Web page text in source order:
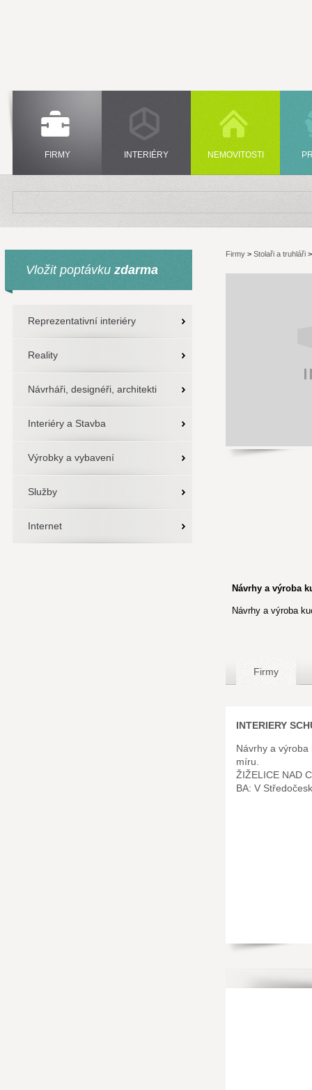
FIRMY INTERIÉRY NEMOVITOSTI
Vložit poptávku zdarma
Reprezentativní interiéry
Reality
Návrháři, designéři, architekti
Interiéry a Stavba
Výrobky a vybavení
Služby
Internet
Firmy > Stolaři a truhláři
Návrhy a výroba
Návrhy a výroba
Firmy
INTERIERY
Návrhy a výroba
míru.
ŽIŽELICE NAD
BA: V